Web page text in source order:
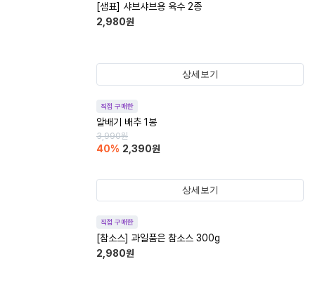
[샘표] 샤브샤브용 육수 2종
2,980원
상세보기
직접 구매한
알배기 배추 1봉
3,990원
40% 2,390원
상세보기
직접 구매한
[참소스] 과일품은 참소스 300g
2,980원